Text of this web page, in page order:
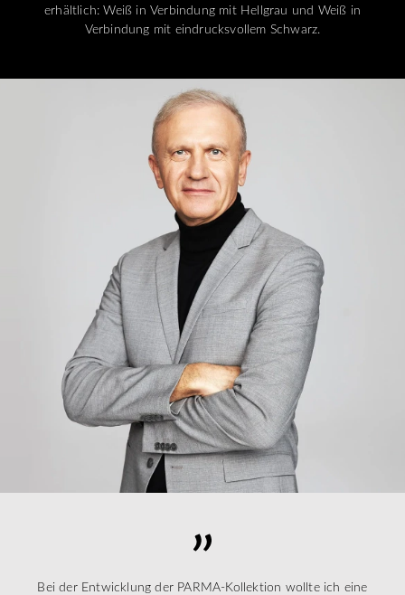
erhältlich: Weiß in Verbindung mit Hellgrau und Weiß in
Verbindung mit eindrucksvollem Schwarz.
Bei der Entwicklung der PARMA-Kollektion wollte ich eine